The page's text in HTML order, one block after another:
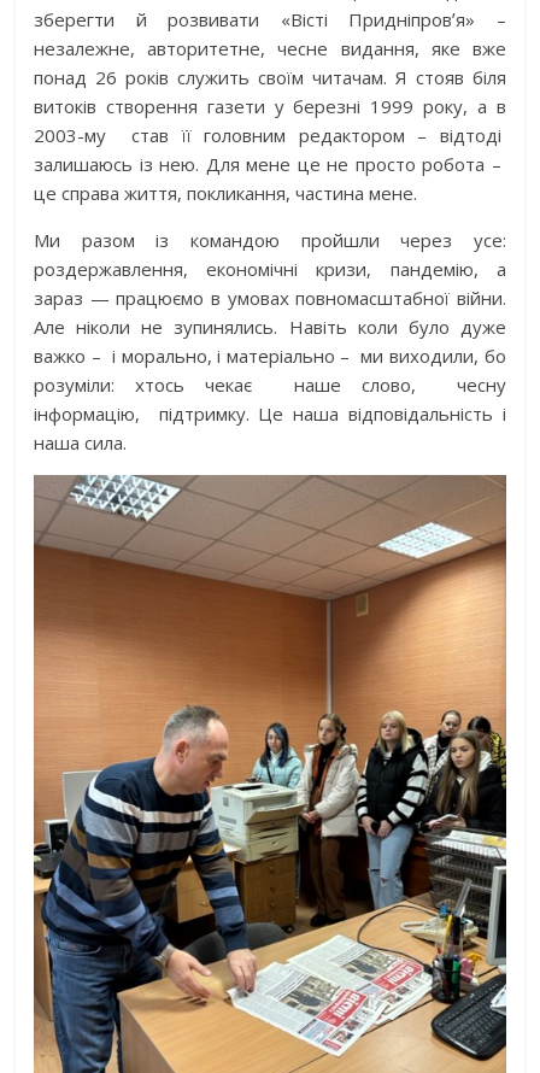
зберегти й розвивати «Вісті Придніпровʼя» –
незалежне, авторитетне, чесне видання, яке вже
понад 26 років служить своїм читачам. Я стояв біля
витоків створення газети у березні 1999 року, а в
2003-му
став її головним редактором – відтоді
залишаюсь із нею. Для мене це не просто робота –
це справа життя, покликання, частина мене.
Ми разом із командою пройшли через усе:
роздержавлення, економічні кризи, пандемію, а
зараз — працюємо в умовах повномасштабної війни.
Але ніколи не зупинялись. Навіть коли було дуже
важко – і морально, і матеріально – ми виходили, бо
розуміли: хтось чекає
наше слово,
чесну
інформацію,
підтримку. Це наша відповідальність і
наша сила.